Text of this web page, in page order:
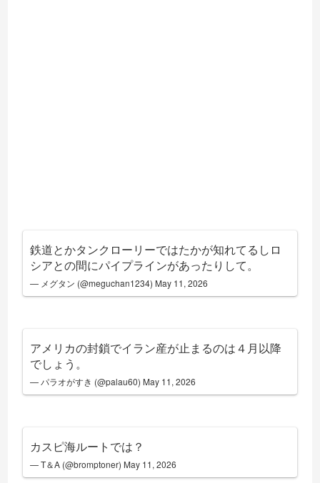
鉄道とかタンクローリーではたかが知れてるしロ
シアとの間にパイプラインがあったりして。
— メグタン (@meguchan1234) May 11, 2026
アメリカの封鎖でイラン産が止まるのは４月以降
でしょう。
— パラオがすき (@palau60) May 11, 2026
カスピ海ルートでは？
— T＆A (@bromptoner) May 11, 2026